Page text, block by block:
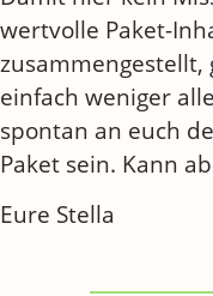
wertvolle Paket-
einfach weniger
spontan an euch
Paket sein. Kann
Eure Stella